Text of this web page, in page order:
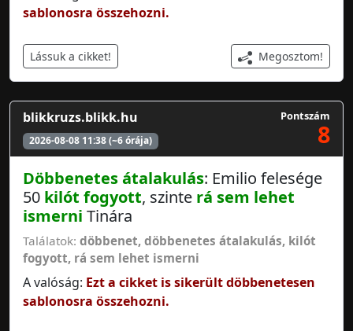
sablonosra összehozni.
Lássuk a cikket! Megosztom!
blikkruzs.blikk.hu
2026-08-08 11:38 (~6 órája)
Pontszám
8
Döbbenetes átalakulás: Emilio felesége
50 kilót fogyott, szinte rá sem lehet
ismerni Tinára
Találatok: döbbenet, döbbenetes átalakulás, kilót
fogyott, rá sem lehet ismerni
A valóság: Ezt a cikket is sikerült döbbenetesen
sablonosra összehozni.